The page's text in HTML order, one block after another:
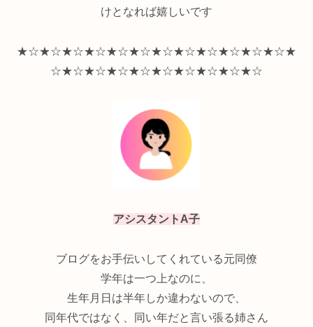
けとなれば嬉しいです
★☆★☆★☆★☆★☆★☆★☆★☆★☆★☆★☆★☆★
☆★☆★☆★☆★☆★☆★☆★☆★☆★☆
アシスタントA子
ブログをお手伝いしてくれている元同僚
学年は一つ上なのに、
生年月日は半年しか違わないので、
同年代ではなく、同い年だと言い張る姉さん